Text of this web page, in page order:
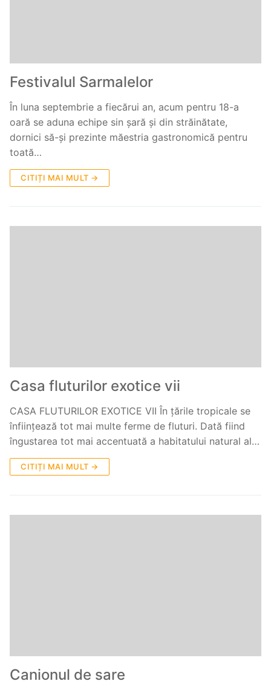
Festivalul Sarmalelor
În luna septembrie a fiecărui an, acum pentru 18-a
oară se aduna echipe sin șară și din străinătate,
dornici să-și prezinte măestria gastronomică pentru
toată…
CITIȚI MAI MULT →
Casa fluturilor exotice vii
CASA FLUTURILOR EXOTICE VII În țările tropicale se
înființează tot mai multe ferme de fluturi. Dată fiind
îngustarea tot mai accentuată a habitatului natural al…
CITIȚI MAI MULT →
Canionul de sare